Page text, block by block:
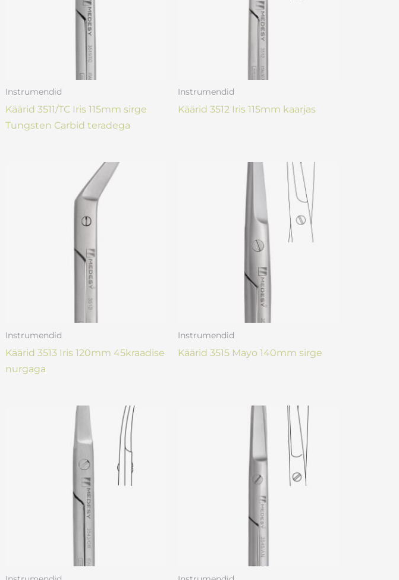
Instrumendid
Käärid 3511/TC Iris 115mm sirge
Tungsten Carbid teradega
Instrumendid
Käärid 3512 Iris 115mm kaarjas
Instrumendid
Käärid 3513 Iris 120mm 45kraadise
nurgaga
Instrumendid
Käärid 3515 Mayo 140mm sirge